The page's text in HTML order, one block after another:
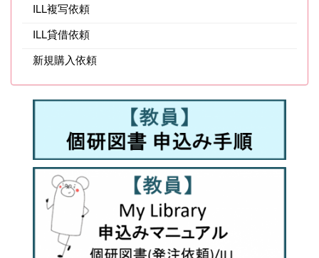
ILL複写依頼
ILL貸借依頼
新規購入依頼